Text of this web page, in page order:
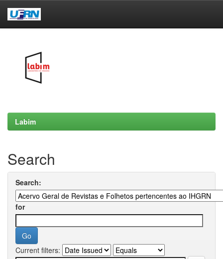
Labim
Search
Search:
for
Current filters: